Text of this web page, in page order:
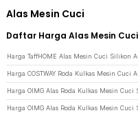
Alas Mesin Cuci
Daftar Harga Alas Mesin